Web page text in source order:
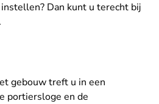
Dan kunt u terecht bij
gebouw treft u in een
portiersloge en de